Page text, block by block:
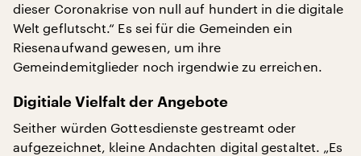
dieser Coronakrise von null auf hundert in die digitale
Welt geflutscht.“ Es sei für die Gemeinden ein
Riesenaufwand gewesen, um ihre
Gemeindemitglieder noch irgendwie zu erreichen.
Digitiale Vielfalt der Angebote
Seither würden Gottesdienste gestreamt oder
aufgezeichnet, kleine Andachten digital gestaltet. „Es